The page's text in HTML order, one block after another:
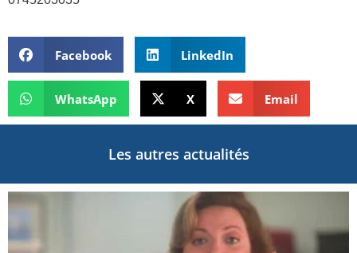
Facebook LinkedIn
WhatsApp X Email
Les autres actualités